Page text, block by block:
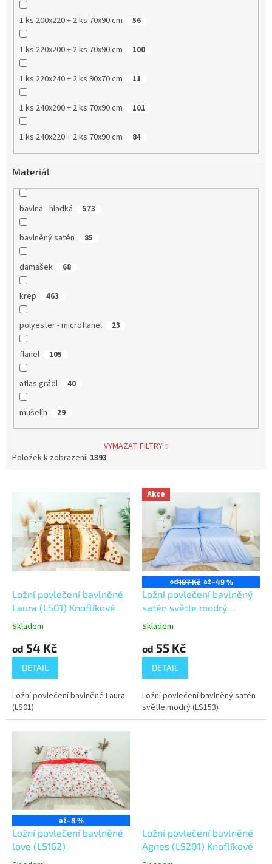
1 ks 200x220 + 2 ks 70x90 cm 56
1 ks 220x200 + 2 ks 70x90 cm 100
1 ks 220x240 + 2 ks 90x70 cm 11
1 ks 240x200 + 2 ks 70x90 cm 101
1 ks 240x220 + 2 ks 70x90 cm 84
Materiál
bavlna - hladká 573
bavlněný satén 85
damašek 68
krep 463
polyester - microflanel 23
flanel 105
atlas grádl 40
mušelín 29
VYMAZAT FILTRY
Položek k zobrazení: 1393
Ložní povlečení bavlněné
Laura (LS01) Knoflíkové
Skladem
od 54 Kč
DETAIL
Ložní povlečení bavlněné Laura
(LS01)
Akce
od107 Kč až–49 %
Ložní povlečení bavlněný
satén světle modrý
(LS153) Knoflíkové
Skladem
od 55 Kč
DETAIL
Ložní povlečení bavlněný satén
světle modrý (LS153)
až–8 %
Ložní povlečení bavlněné
love (LS162)
Ložní povlečení bavlněné
Agnes (LS201) Knoflíkové